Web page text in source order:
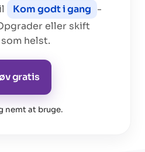
Kom godt i gang -
eller skift
helst.
gratis
nemt at bruge.